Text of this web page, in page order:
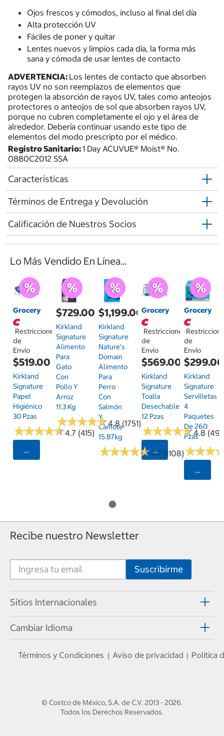
Ojos frescos y cómodos, incluso al final del día
Alta protección UV
Fáciles de poner y quitar
Lentes nuevos y limpios cada día, la forma más
sana y cómoda de usar lentes de contacto
ADVERTENCIA: Los lentes de contacto que absorben
rayos UV no son reemplazos de elementos que
protegen la absorción de rayos UV, tales como anteojos
protectores o anteojos de sol que absorben rayos UV,
porque no cubren completamente el ojo y el área de
alrededor. Debería continuar usando este tipo de
elementos del modo prescripto por el médico.
Registro Sanitario:1 Day ACUVUE® Moist® No.
0880C2012 SSA
Características
Términos de Entrega y Devolución
Calificación de Nuestros Socios
Lo Más Vendido En Línea...
Grocery
Restricciones
de
Envío
$519.00
Kirkland
Signature
Papel
Higiénico
30 Pzas
★★★★★
★★★★★4.7 (415)
Seleccionar Código Postal
$729.00
Kirkland
Signature
Alimento
Para
Gato
Con
Pollo Y
Arroz
11.3 Kg
★★★★★
★★★★★4.8 (1751)
$1,199.00
Kirkland
Signature
Nature's
Domain
Alimento
Para
Perro
Con
Salmón
Y
Camote
15.87kg
★★★★★
★★★★★4.7 (1108)
Grocery
Restricciones
de
Envío
$569.00
Kirkland
Signature
Toalla
Desechable
12 Pzas
★★★★★
★★★★★4.8
Seleccionar
Grocery
de
Envío
$299.00
Kirkland
Signature
Servilletas
4
Paquetes
De 260
Pzas
★★★
★★★
Recibe nuestro Newsletter
Sitios Internacionales
Cambiar Idioma
Términos y Condiciones | Aviso de privacidad | Política
© Costco de México, S.A. de C.V.2013 - 2026.
Todos los Derechos Reservados.